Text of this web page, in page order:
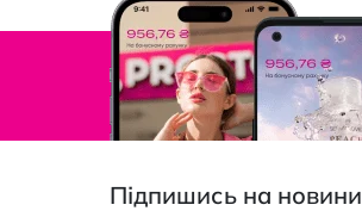
Підпишись на новини